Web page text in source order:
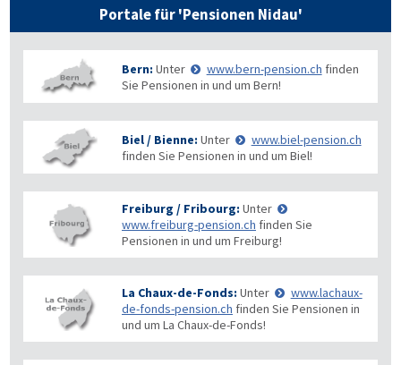
Portale für 'Pensionen Nidau'
Bern: Unter www.bern-pension.ch finden
Sie Pensionen in und um Bern!
Biel / Bienne: Unter
www.biel-pension.ch
finden Sie Pensionen in und um Biel!
Freiburg / Fribourg: Unter
www.freiburg-pension.ch finden Sie
Pensionen in und um Freiburg!
La Chaux-de-Fonds: Unter
www.lachaux-
de-fonds-pension.ch finden Sie Pensionen in
und um La Chaux-de-Fonds!